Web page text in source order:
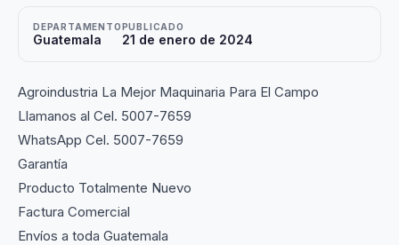
DEPARTAMENTO
Guatemala
PUBLICADO
21 de enero de 2024
Agroindustria La Mejor Maquinaria Para El Campo
Llamanos al Cel. 5007-7659
WhatsApp Cel. 5007-7659
Garantía
Producto Totalmente Nuevo
Factura Comercial
Envíos a toda Guatemala